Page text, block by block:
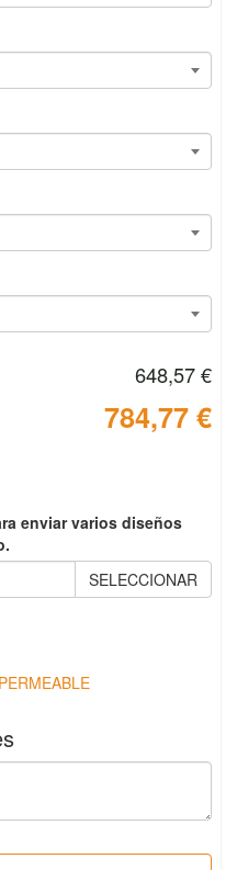
648,57 €
784,77 €
enviar varios diseños
SELECCIONAR